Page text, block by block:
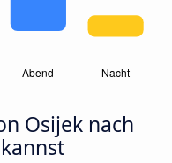
Osijek nach